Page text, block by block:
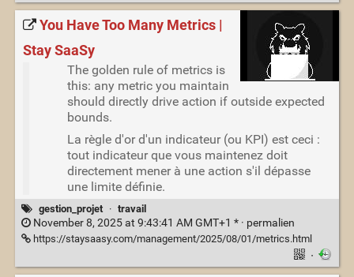
You Have Too Many Metrics |
Stay SaaSy
The golden rule of metrics is
this: any metric you maintain
should directly drive action if outside expected
bounds.
La règle d'or d'un indicateur (ou KPI) est ceci :
tout indicateur que vous maintenez doit
directement mener à une action s'il dépasse
une limite définie.
gestion_projet · travail
November 8, 2025 at 9:43:41 AM GMT+1 * · permalien
https://staysaasy.com/management/2025/08/01/metrics.html
·